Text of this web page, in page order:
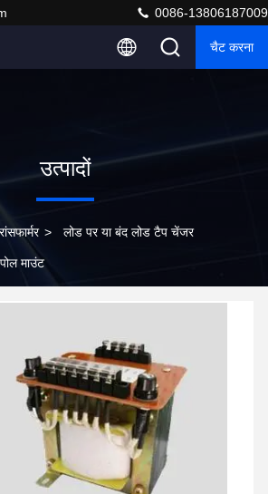
0086-13806187009
चैट करना
उत्पादों
> लोड पर या बंद लोड टैप चेंजर
माउंट